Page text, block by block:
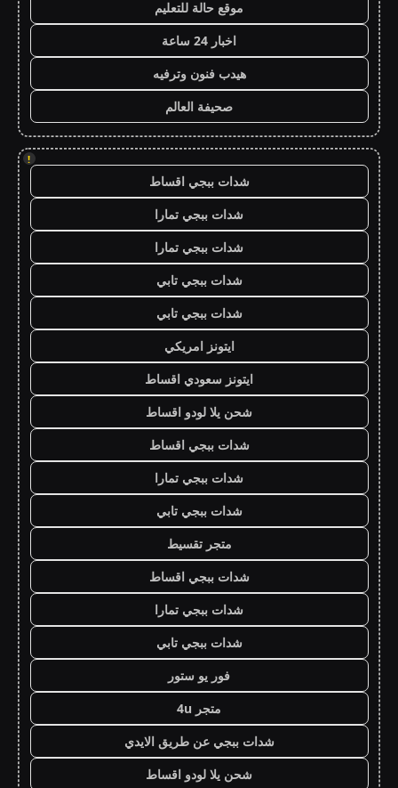
موقع حالة للتعليم
اخبار 24 ساعة
هيدب فنون وترفيه
صحيفة العالم
!
شدات ببجي اقساط
شدات ببجي تمارا
شدات ببجي تمارا
شدات ببجي تابي
شدات ببجي تابي
ايتونز امريكي
ايتونز سعودي اقساط
شحن يلا لودو اقساط
شدات ببجي اقساط
شدات ببجي تمارا
شدات ببجي تابي
متجر تقسيط
شدات ببجي اقساط
شدات ببجي تمارا
شدات ببجي تابي
فور يو ستور
متجر 4u
شدات ببجي عن طريق الايدي
شحن يلا لودو اقساط